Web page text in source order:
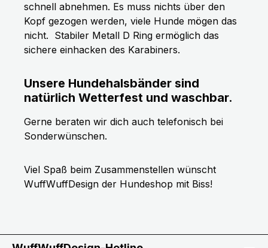
schnell abnehmen. Es muss nichts über den
Kopf gezogen werden, viele Hunde mögen das
nicht. Stabiler Metall D Ring ermöglich das
sichere einhacken des Karabiners.
Unsere Hundehalsbänder sind
natürlich Wetterfest und waschbar.
Gerne beraten wir dich auch telefonisch bei
Sonderwünschen.
Viel Spaß beim Zusammenstellen wünscht
WuffWuffDesign der Hundeshop mit Biss!